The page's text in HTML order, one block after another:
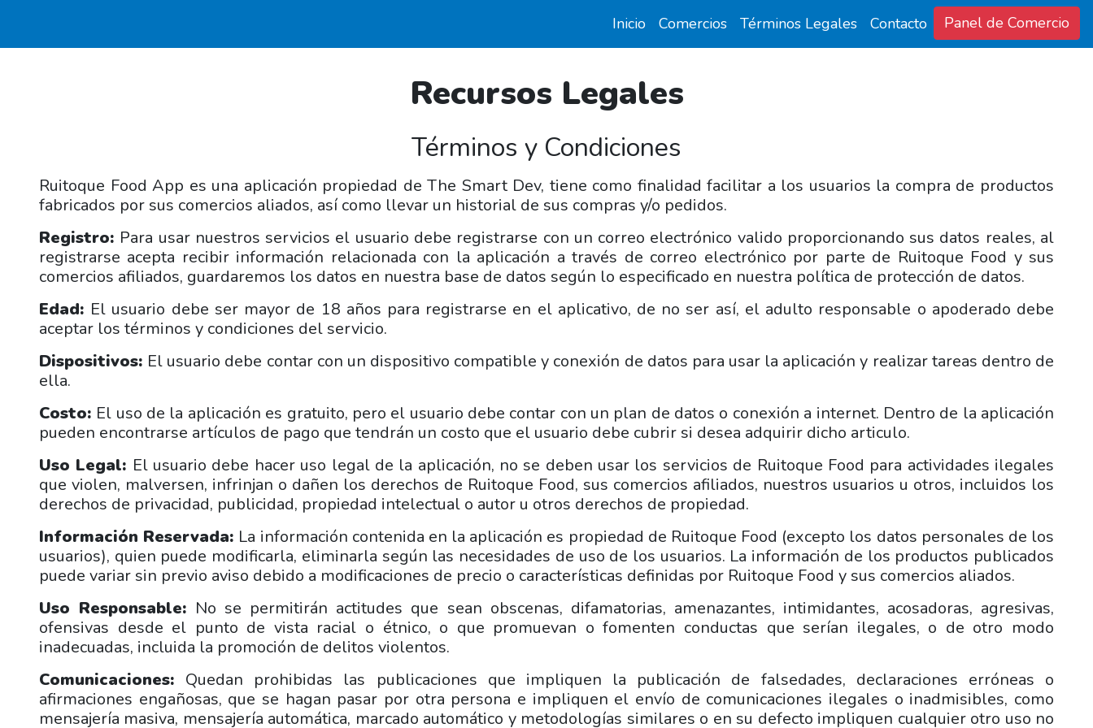
Inicio Comercios Términos Legales Contacto Panel de Comercio
Recursos Legales
Términos y Condiciones
Ruitoque Food App es una aplicación propiedad de The Smart Dev, tiene como finalidad facilitar a los usuarios la compra de productos
fabricados por sus comercios aliados, así como llevar un historial de sus compras y/o pedidos.
Registro: Para usar nuestros servicios el usuario debe registrarse con un correo electrónico valido proporcionando sus datos reales, al
registrarse acepta recibir información relacionada con la aplicación a través de correo electrónico por parte de Ruitoque Food y sus
comercios afiliados, guardaremos los datos en nuestra base de datos según lo especificado en nuestra política de protección de datos.
Edad: El usuario debe ser mayor de 18 años para registrarse en el aplicativo, de no ser así, el adulto responsable o apoderado debe
aceptar los términos y condiciones del servicio.
Dispositivos: El usuario debe contar con un dispositivo compatible y conexión de datos para usar la aplicación y realizar tareas dentro de
ella.
Costo: El uso de la aplicación es gratuito, pero el usuario debe contar con un plan de datos o conexión a internet. Dentro de la aplicación
pueden encontrarse artículos de pago que tendrán un costo que el usuario debe cubrir si desea adquirir dicho articulo.
Uso Legal: El usuario debe hacer uso legal de la aplicación, no se deben usar los servicios de Ruitoque Food para actividades ilegales
que violen, malversen, infrinjan o dañen los derechos de Ruitoque Food, sus comercios afiliados, nuestros usuarios u otros, incluidos los
derechos de privacidad, publicidad, propiedad intelectual o autor u otros derechos de propiedad.
Información Reservada: La información contenida en la aplicación es propiedad de Ruitoque Food (excepto los datos personales de los
usuarios), quien puede modificarla, eliminarla según las necesidades de uso de los usuarios. La información de los productos publicados
puede variar sin previo aviso debido a modificaciones de precio o características definidas por Ruitoque Food y sus comercios aliados.
Uso Responsable: No se permitirán actitudes que sean obscenas, difamatorias, amenazantes, intimidantes, acosadoras, agresivas,
ofensivas desde el punto de vista racial o étnico, o que promuevan o fomenten conductas que serían ilegales, o de otro modo
inadecuadas, incluida la promoción de delitos violentos.
Comunicaciones: Quedan prohibidas las publicaciones que impliquen la publicación de falsedades, declaraciones erróneas o
afirmaciones engañosas, que se hagan pasar por otra persona e impliquen el envío de comunicaciones ilegales o inadmisibles, como
mensajería masiva, mensajería automática, marcado automático y metodologías similares o en su defecto impliquen cualquier otro uso no